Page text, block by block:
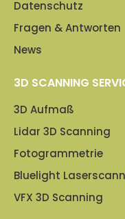
Datenschutz
Fragen & Antworten
News
3D SCANNING
3D Aufmaß
Lidar 3D Scanning
Fotogrammetrie
Bluelight
VFX 3D Scanning